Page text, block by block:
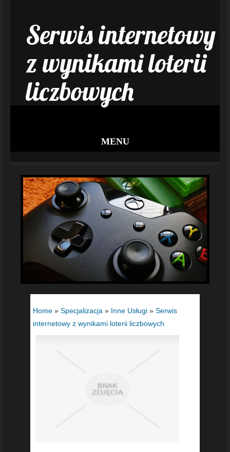
Serwis internetowy
z wynikami loterii
liczbowych
MENU
Home » Specjalizacja » Inne Usługi » Serwis
internetowy z wynikami loterii liczbowych